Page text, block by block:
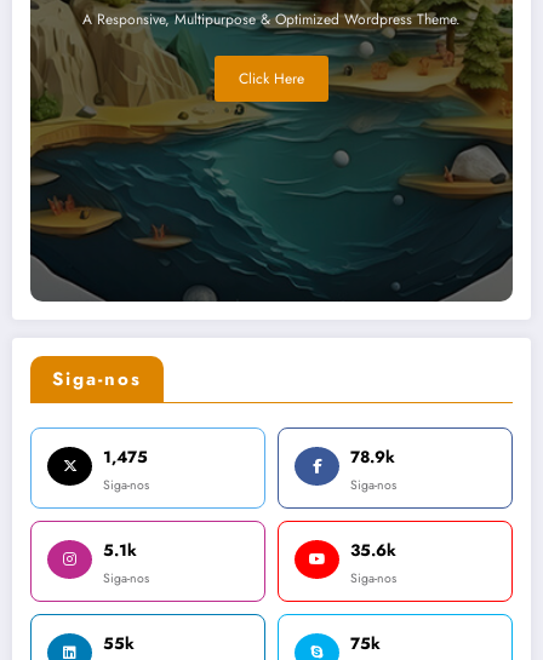
A Responsive, Multipurpose & Optimized Wordpress Theme.
Click Here
Siga-nos
1,475
Siga-nos
78.9k
Siga-nos
5.1k
Siga-nos
35.6k
Siga-nos
55k 75k